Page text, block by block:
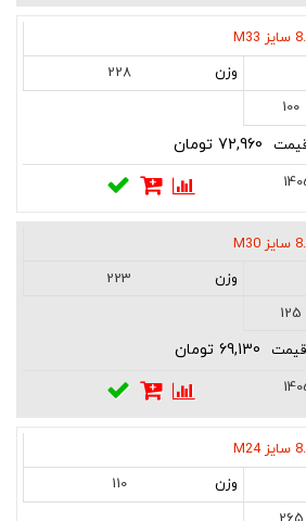
228
100
223
125
110